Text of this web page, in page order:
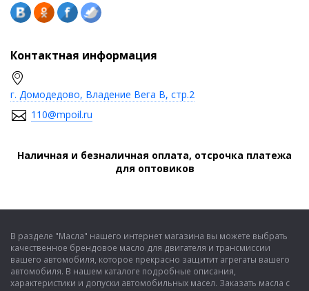
Контактная информация
г. Домодедово, Владение Вега В, стр.2
110@mpoil.ru
Наличная и безналичная оплата, отсрочка платежа
для оптовиков
В разделе "Масла" нашего интернет магазина вы можете выбрать
качественное брендовое масло для двигателя и трансмиссии
вашего автомобиля, которое прекрасно защитит агрегаты вашего
автомобиля. В нашем каталоге подробные описания,
характеристики и допуски автомобильных масел. Заказать масла с